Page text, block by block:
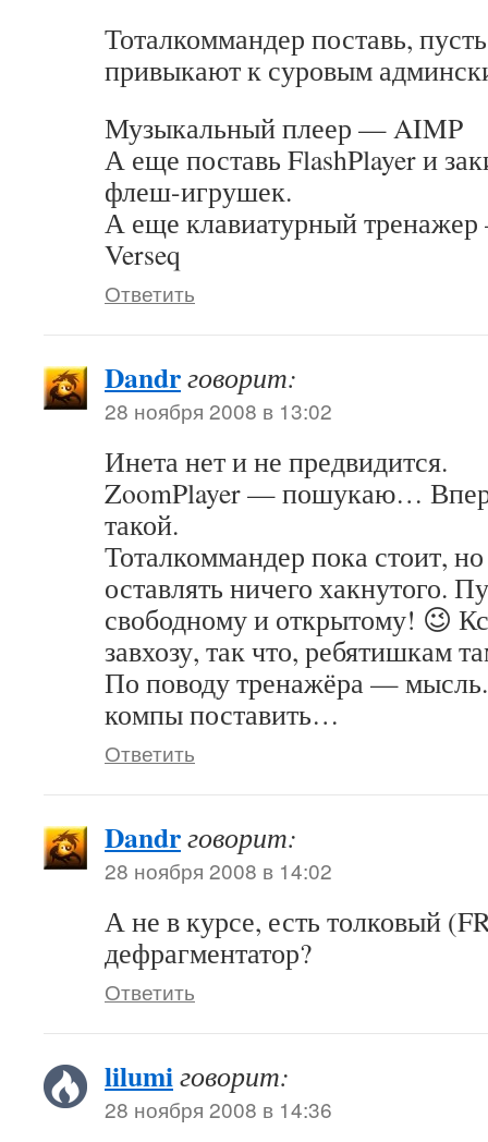
Тоталкоммандер поставь,
привыкают к суровым
Музыкальный плеер — AIMP
А еще поставь FlashPlayer и
флеш-игрушек.
А еще клавиатурный
Verseq
Ответить
Dandrговорит:
28 ноября 2008 в 13:02
Инета нет и не предвидится.
ZoomPlayer — пошукаю…
такой.
Тоталкоммандер пока стоит,
оставлять ничего хакнутого.
свободному и открытому! 😉
завхозу, так что, ребятишкам
По поводу тренажёра —
компы поставить…
Ответить
Dandrговорит:
28 ноября 2008 в 14:02
А не в курсе, есть толковый
дефрагментатор?
Ответить
lilumiговорит:
28 ноября 2008 в 14:36